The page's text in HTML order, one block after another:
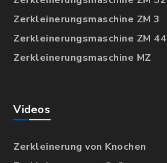
Zerkleinerungsmaschine ZM 3
Zerkleinerungsmaschine ZM 44
Zerkleinerungsmaschine MZ
Videos
Zerkleinerung von Knochen